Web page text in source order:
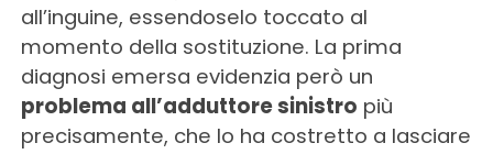
all’inguine, essendoselo toccato al
momento della sostituzione. La prima
diagnosi emersa evidenzia però un
problema all’adduttore sinistro più
precisamente, che lo ha costretto a lasciare